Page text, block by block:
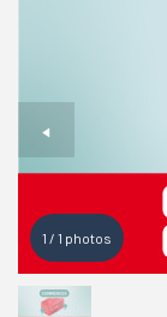
1 / 1 photos